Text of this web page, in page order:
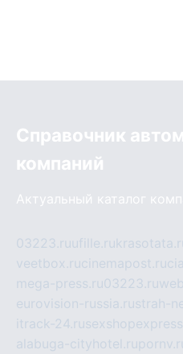
Справочник
компаний
Актуальный каталог
03223.ruufille.ru
veetbox.rucinemapost.ru
mega-press.ru03223.ru
eurovision-russia.rustrah-
itrack-24.ru
alabuga-cityhotel.ru